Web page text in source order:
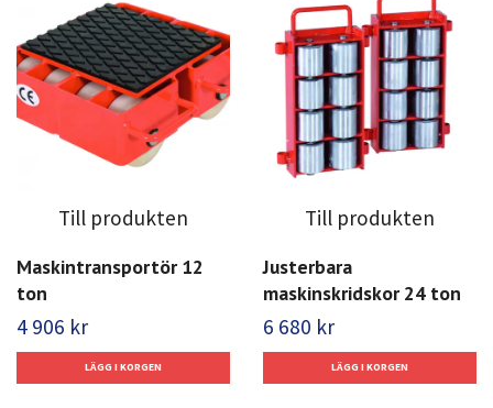
Till produkten
Maskintransportör 12
ton
4 906 kr
Till produkten
Justerbara
maskinskridskor 24 ton
6 680 kr